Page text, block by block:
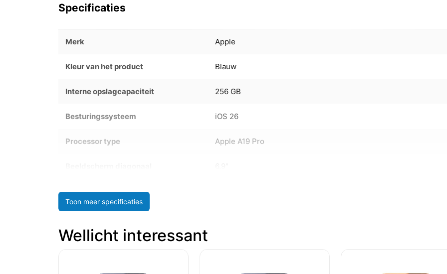
Specificaties
Merk Apple
Kleur van het product Blauw
Interne opslagcapaciteit 256 GB
Besturingssysteem iOS 26
Processor type Apple A19 Pro
Toon meer specificaties
Wellicht interessant